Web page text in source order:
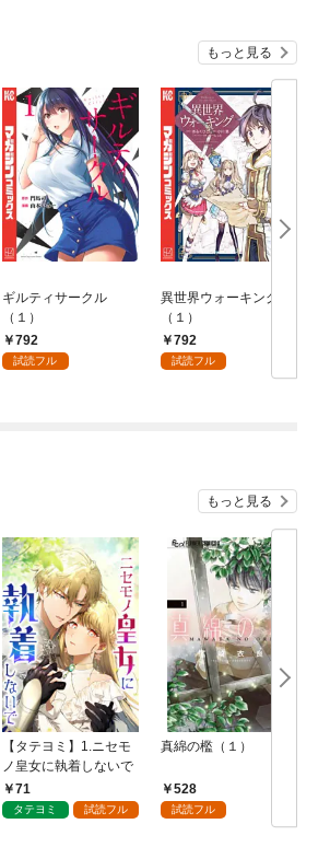
もっと見る
ギルティサークル
（１）
792
試読フル
異世界ウォーキング
（１）
792
試読フル
もっと見る
【タテヨミ】1.ニセモ
ノ皇女に執着しないで
71
タテヨミ 試読フル
真綿の檻（１）
528
試読フル